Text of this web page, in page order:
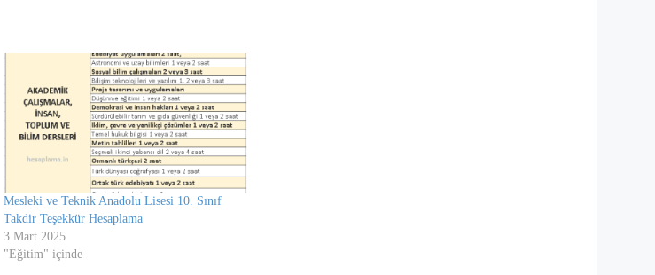
Mesleki ve Teknik Anadolu Lisesi 10. Sınıf
Takdir Teşekkür Hesaplama
3 Mart 2025
"Eğitim" içinde